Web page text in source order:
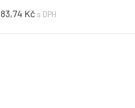
83,74 Kč s DPH